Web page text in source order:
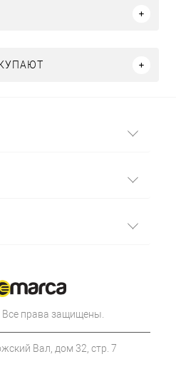
Все права защищены.
Вал, дом 32, стр. 7